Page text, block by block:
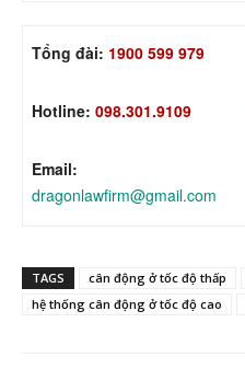
Tổng đài: 1900 599 979
Hotline: 098.301.9109
Email:
dragonlawfirm@gmail.com
TAGS cân động ở tốc độ thấp
hệ thống cân động ở tốc độ cao